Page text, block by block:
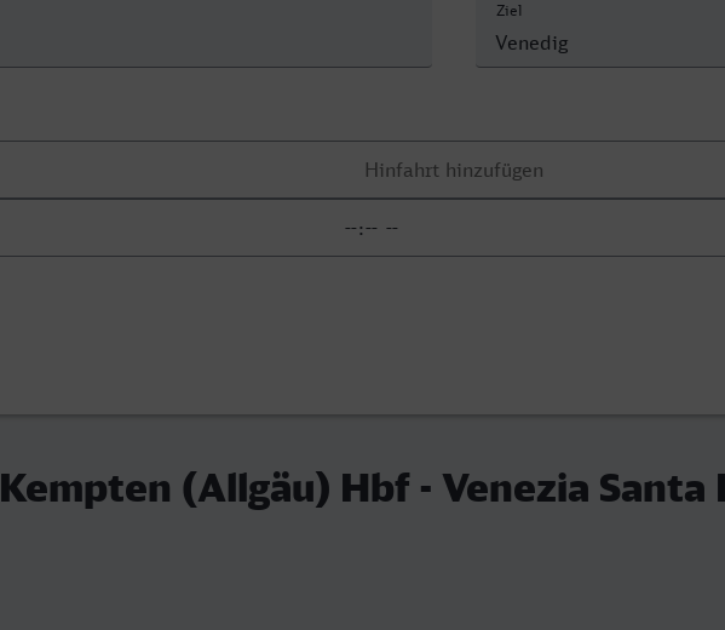
Ziel
Kempten (Allgäu) Hbf - Venezia Santa